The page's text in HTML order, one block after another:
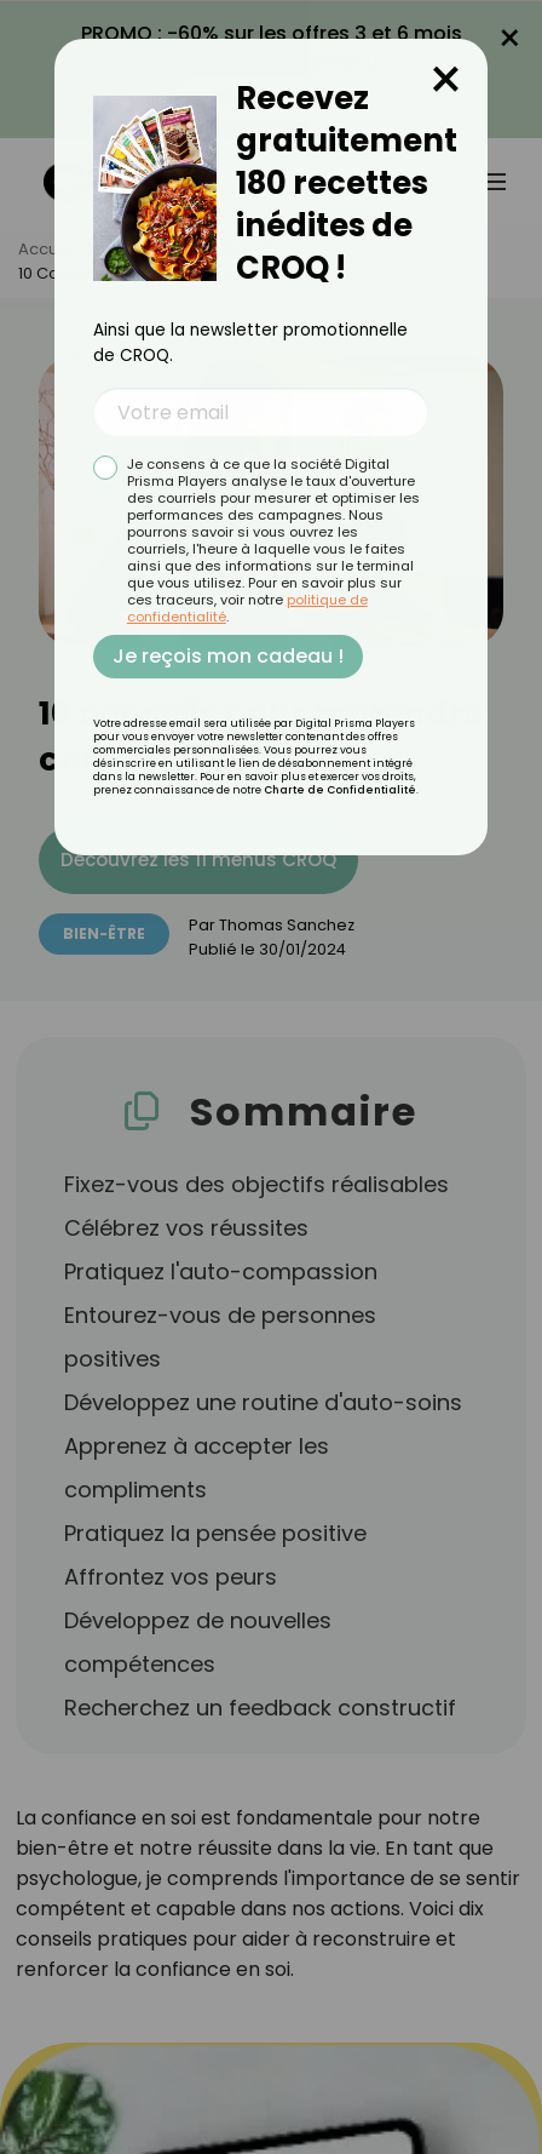
PROMO : -60% sur les offres 3 et 6 mois
VOIR LA PROMO
×
Accueil Actus
Bien-Être
10 Conseils Pour Reprendre Confiance En Soi
10 conseils pour reprendre
confiance en soi
Découvrez les 11 menus CROQ
BIEN-ÊTRE ParThomas Sanchez
Publié le 30/01/2024
Sommaire
Fixez-vous des objectifs réalisables
Célébrez vos réussites
Pratiquez l'auto-compassion
Entourez-vous de personnes
positives
Développez une routine d'auto-soins
Apprenez à accepter les
compliments
Pratiquez la pensée positive
Affrontez vos peurs
Développez de nouvelles
compétences
Recherchez un feedback constructif
La confiance en soi est fondamentale pour notre
bien-être et notre réussite dans la vie. En tant que
psychologue, je comprends l'importance de se sentir
compétent et capable dans nos actions. Voici dix
conseils pratiques pour aider à reconstruire et
renforcer la confiance en soi.
Recevez
gratuitement
180 recettes
inédites de
CROQ !
×
Ainsi que la newsletter promotionnelle
de CROQ.
Je consens à ce que la société Digital
Prisma Players analyse le taux d'ouverture
des courriels pour mesurer et optimiser les
performances des campagnes. Nous
pourrons savoir si vous ouvrez les
courriels, l'heure à laquelle vous le faites
ainsi que des informations sur le terminal
que vous utilisez. Pour en savoir plus sur
ces traceurs, voir notre politique de
confidentialité.
Je reçois mon cadeau !
Votre adresse email sera utilisée par Digital Prisma Players
pour vous envoyer votre newsletter contenant des offres
commerciales personnalisées. Vous pourrez vous
désinscrire en utilisant le lien de désabonnement intégré
dans la newsletter. Pour en savoir plus et exercer vos droits,
prenez connaissance de notre Charte de Confidentialité.